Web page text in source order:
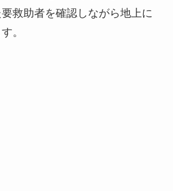
救助者を確認しながら地上に
。